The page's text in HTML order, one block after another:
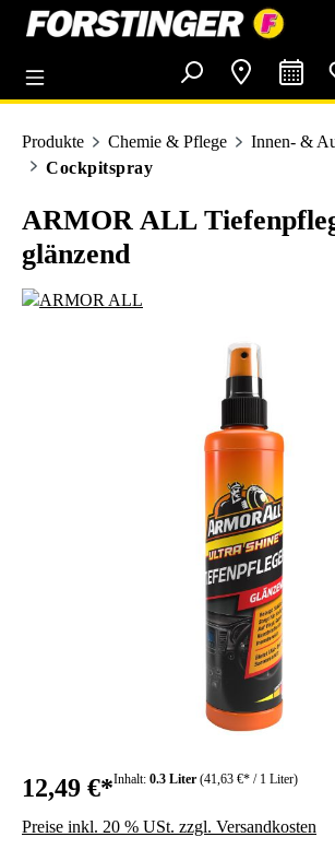
springen
Produkte Chemie & Pflege
Innen- &
Cockpitspray
ARMOR ALL
glänzend
12,49 €*Inhalt: 0.3 Liter (41,63 €* / 1 Liter)
Preise inkl. 20 % USt. zzgl. Versandkosten